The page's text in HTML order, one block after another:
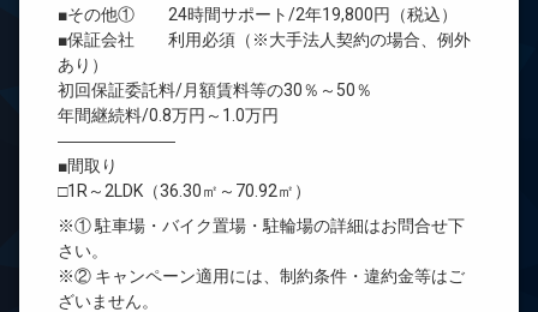
■その他① 24時間サポート/2年19,800円（税込）
■保証会社 利用必須（※大手法人契約の場合、例外
あり）
初回保証委託料/月額賃料等の30％～50％
年間継続料/0.8万円～1.0万円
―――――――
■間取り
□1R～2LDK（36.30㎡～70.92㎡）
※① 駐車場・バイク置場・駐輪場の詳細はお問合せ下
さい。
※② キャンペーン適用には、制約条件・違約金等はご
ざいません。